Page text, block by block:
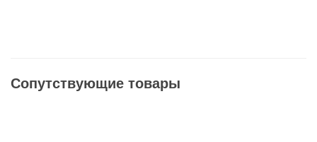
Сопутствующие товары